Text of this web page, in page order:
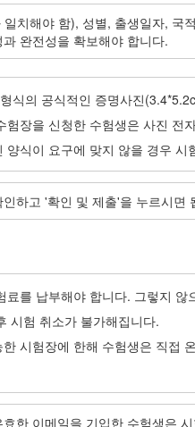
치해야 함), 성별, 출생일자, 국
완전성을 확보해야 합니다.
식의 공식적인 증명사진
험장을 신청한 수험생은 사진 전
양식이 요구에 맞지 않을 경우 시
하고 '확인 및 제출'을 누르시면
료를 납부해야 합니다. 그렇지 않
시험 취소가 불가해집니다.
시험장에 한해 수험생은 직접
한 이메일을 기입한 수험생은